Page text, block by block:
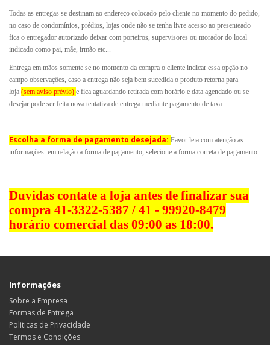
Todas as entregas se destinam ao endereço colocado pelo cliente no momento do pedido,
no caso de condomínios, prédios, lojas onde não se tenha livre acesso ao presenteado
fica o entregador autorizado deixar com porteiros, supervisores ou morador do local
indicado como pai, mãe, irmão etc...
Entrega em mãos somente se no momento da compra o cliente indicar essa opção no
campo observações, caso a entrega não seja bem sucedida o produto retorna para
loja (sem aviso prévio) e fica aguardando retirada com horário e data agendado ou se
desejar pode ser feita nova tentativa de entrega mediante pagamento de taxa.
Escolha a forma de pagamento desejada: Favor leia com atenção as
informações em relação a forma de pagamento, selecione a forma correta de pagamento.
Duvidas contate a loja antes de finalizar sua
compra 41-3322-5387 / 41 - 99920-8479
horário comercial das 09:00 as 18:00.
Informações
Sobre a Empresa
Formas de Entrega
Politicas de Privacidade
Termos e Condições